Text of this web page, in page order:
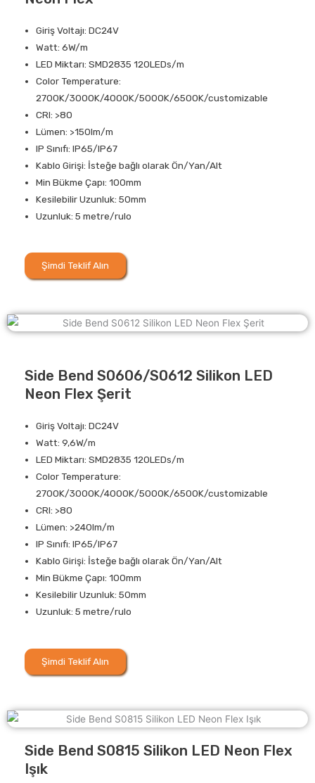
Giriş Voltajı: DC24V
Watt: 6W/m
LED Miktarı: SMD2835 120LEDs/m
Color Temperature:
2700K/3000K/4000K/5000K/6500K/customizable
CRI: >80
Lümen: >150lm/m
IP Sınıfı: IP65/IP67
Kablo Girişi: İsteğe bağlı olarak Ön/Yan/Alt
Min Bükme Çapı: 100mm
Kesilebilir Uzunluk: 50mm
Uzunluk: 5 metre/rulo
Şimdi Teklif Alın
Side Bend S0606/S0612 Silikon LED
Neon Flex Şerit
Giriş Voltajı: DC24V
Watt: 9,6W/m
LED Miktarı: SMD2835 120LEDs/m
Color Temperature:
2700K/3000K/4000K/5000K/6500K/customizable
CRI: >80
Lümen: >240lm/m
IP Sınıfı: IP65/IP67
Kablo Girişi: İsteğe bağlı olarak Ön/Yan/Alt
Min Bükme Çapı: 100mm
Kesilebilir Uzunluk: 50mm
Uzunluk: 5 metre/rulo
Şimdi Teklif Alın
Side Bend S0815 Silikon LED Neon Flex
Işık